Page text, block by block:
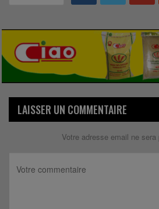
LAISSER UN COMMENTAIRE
Votre adresse email ne sera